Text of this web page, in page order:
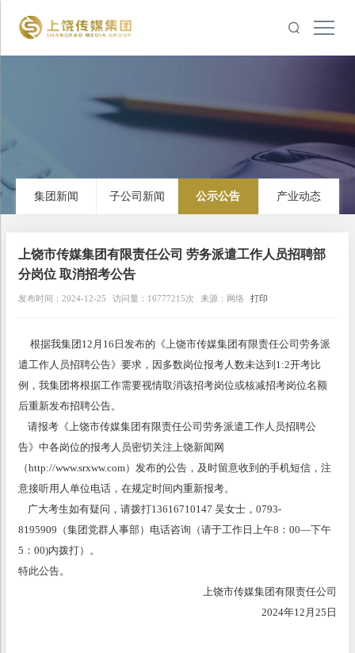
集团新闻 子公司新闻 公示公告 产业动态
上饶市传媒集团有限责任公司 劳务派遣工作人员招聘部
分岗位 取消招考公告
发布时间：2024-12-25 访问量：16777215次 来源：网络 打印
根据我集团12月16日发布的《上饶市传媒集团有限责任公司劳务派
遣工作人员招聘公告》要求，因多数岗位报考人数未达到1:2开考比
例，我集团将根据工作需要视情取消该招考岗位或核减招考岗位名额
后重新发布招聘公告。
请报考《上饶市传媒集团有限责任公司劳务派遣工作人员招聘公
告》中各岗位的报考人员密切关注上饶新闻网
（http://www.srxww.com）发布的公告，及时留意收到的手机短信，注
意接听用人单位电话，在规定时间内重新报考。
广大考生如有疑问，请拨打13616710147 吴女士，0793-
8195909（集团党群人事部）电话咨询（请于工作日上午8：00—下午
5：00)内拨打）。
特此公告。
上饶市传媒集团有限责任公司
2024年12月25日